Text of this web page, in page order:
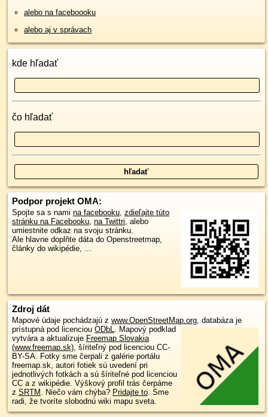
alebo na faceboooku
alebo aj v správach
kde hľadať
čo hľadať
Podpor projekt OMA:
Spojte sa s nami na facebooku, zdieľajte túto
stránku na Facebooku, na Twittri, alebo
umiestnite odkaz na svoju stránku.
Ale hlavne doplňte dáta do Openstreetmap,
články do wikipédie, ...
Zdroj dát
Mapové údaje pochádzajú z www.OpenStreetMap.org, databáza je
prístupná pod licenciou ODbL. Mapový podklad
vytvára a aktualizuje Freemap Slovakia
(www.freemap.sk), šíriteľný pod licenciou CC-
BY-SA. Fotky sme čerpali z galérie portálu
freemap.sk, autori fotiek sú uvedení pri
jednotlivých fotkách a sú šíriteľné pod licenciou
CC a z wikipédie. Výškový profil trás čerpáme
z SRTM . Niečo vám chýba? Pridajte to. Sme
radi, že tvoríte slobodnú wiki mapu sveta.